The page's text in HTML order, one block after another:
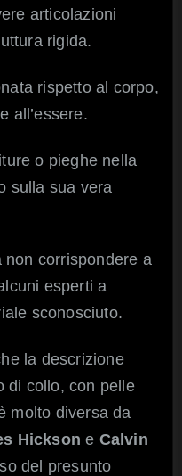
articolazioni
rigida.
rispetto al corpo,
all’essere.
o pieghe nella
sulla sua vera
corrispondere a
esperti a
sconosciuto.
la descrizione
di collo, con pelle
molto diversa da
Hickson e Calvin
del presunto